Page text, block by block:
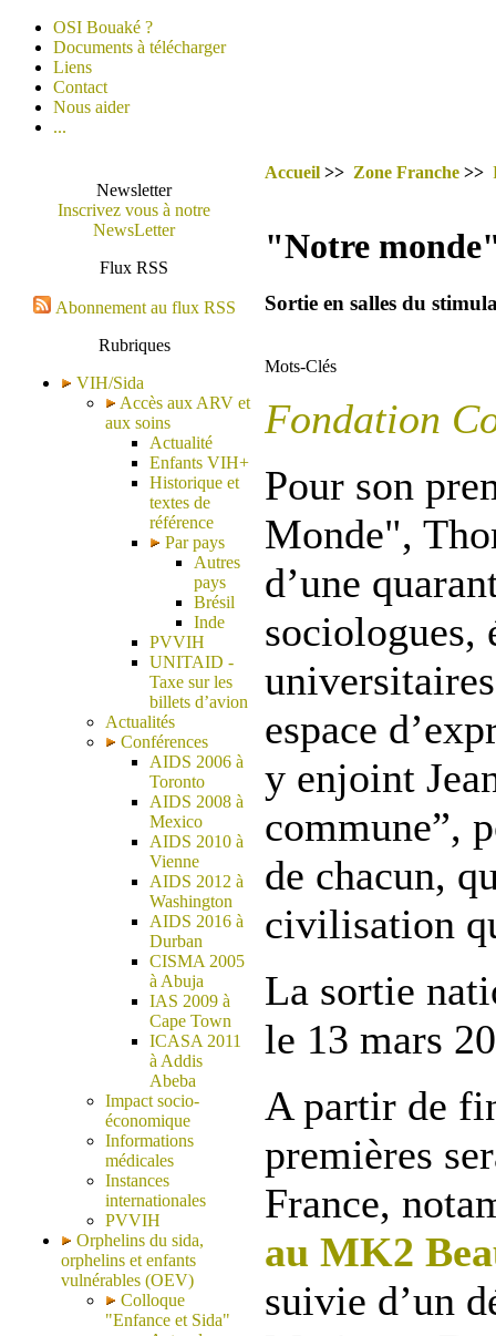
OSI Bouaké ?
Documents à télécharger
Liens
Contact
Nous aider
...
Newsletter
Inscrivez vous à notre
NewsLetter
Flux RSS
Abonnement au flux RSS
Rubriques
VIH/Sida
Accès aux ARV et
aux soins
Actualité
Enfants VIH+
Historique et
textes de
référence
Par pays
Autres
pays
Brésil
Inde
PVVIH
UNITAID -
Taxe sur les
billets d’avion
Actualités
Conférences
AIDS 2006 à
Toronto
AIDS 2008 à
Mexico
AIDS 2010 à
Vienne
AIDS 2012 à
Washington
AIDS 2016 à
Durban
CISMA 2005
à Abuja
IAS 2009 à
Cape Town
ICASA 2011
à Addis
Abeba
Impact socio-
économique
Informations
médicales
Instances
internationales
PVVIH
Orphelins du sida,
orphelins et enfants
vulnérables (OEV)
Colloque
"Enfance et Sida"
Accueil >> Zone Franche >>
"Notre
Sortie en salles du
Mots-Clés
Fondation
Pour son
Monde",
d’une
sociologues,
espace
y enjoint
commune”,
de chacun,
civilisation
La sortie
le 13 mars
A partir de
premières
France,
au MK2
suivie d’un